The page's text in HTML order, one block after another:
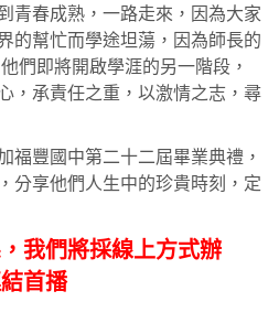
青春成熟，一路走來，因為大家
的幫忙而學途坦蕩，因為師長的
們即將開啟學涯的另一階段，
，承責任之重，以激情之志，尋
福豐國中第二十二屆畢業典禮，
分享他們人生中的珍貴時刻，定
我們將採線上方式辦
首播